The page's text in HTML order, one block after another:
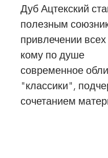
Дуб Ацтекский
полезным
привлечении всех
кому по душе
современное
"классики",
сочетанием